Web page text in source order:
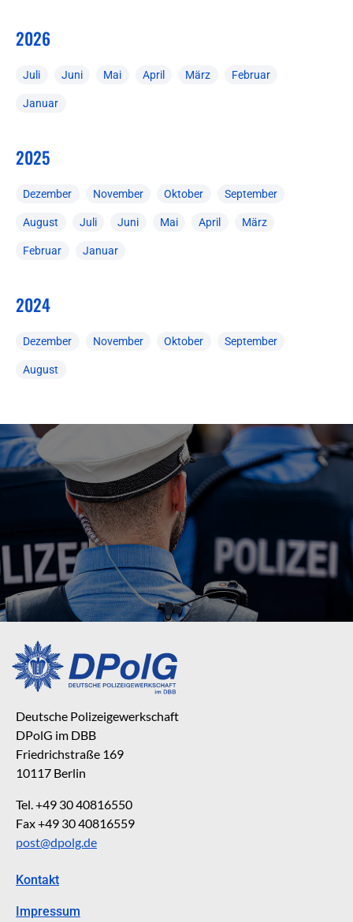
2026
Juli Juni Mai April März Februar
Januar
2025
Dezember November Oktober September
August Juli Juni Mai April März
Februar Januar
2024
Dezember November Oktober September
August
Deutsche Polizeigewerkschaft
DPolG im DBB
Friedrichstraße 169
10117 Berlin
Tel. +49 30 40816550
Fax +49 30 40816559
post@dpolg.de
Kontakt
Impressum